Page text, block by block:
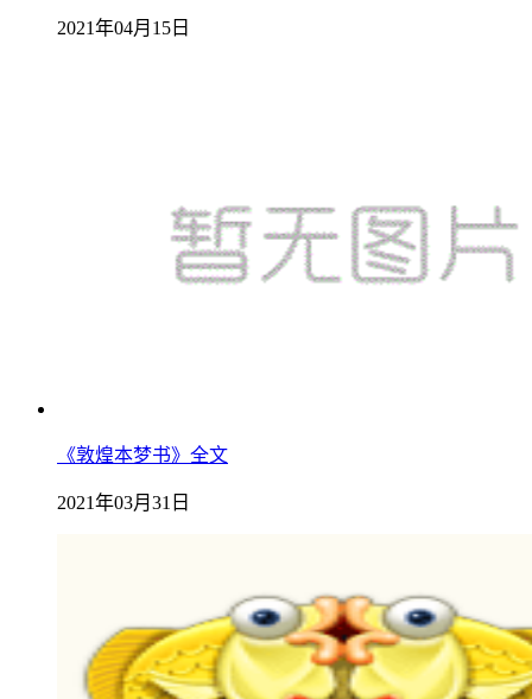
2021年04月15日
《敦煌本梦书》全文
2021年03月31日